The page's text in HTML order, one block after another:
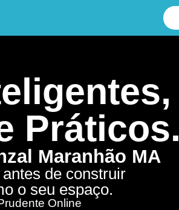
Práticos.
Maranhão MA
de construir
o seu espaço.
Online